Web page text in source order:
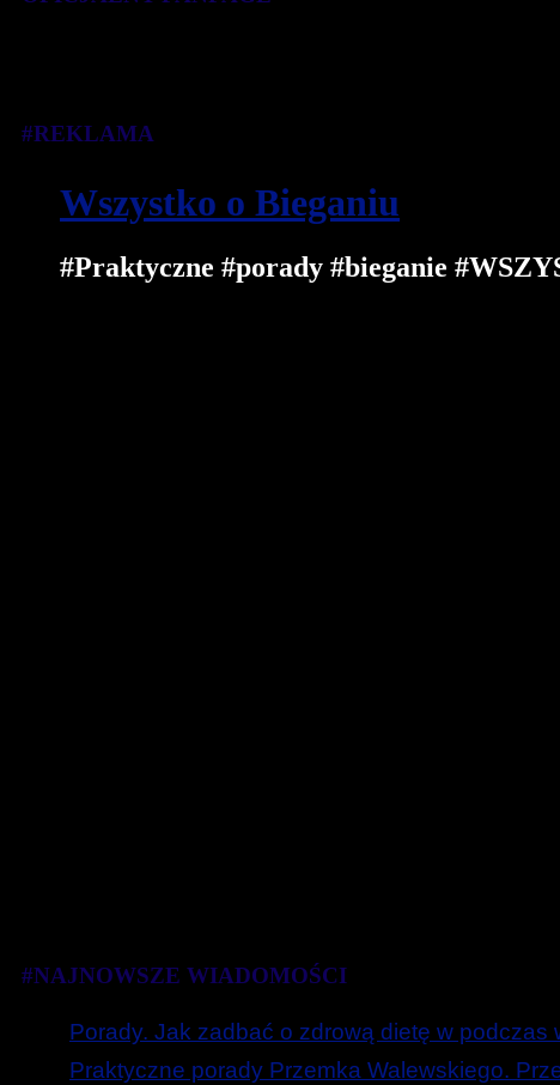
Wszystko o Bieganiu
#Praktyczne #porady #bieganie
#REKLAMA
#NAJNOWSZE WIADOMOŚCI
Porady. Jak zadbać o zdrową dietę w podczas
Praktyczne porady Przemka Walewskiego.